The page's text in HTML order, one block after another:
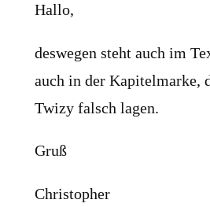
Hallo,
deswegen steht auch im
auch in der Kapitelmarke,
Twizy falsch lagen.
Gruß
Christopher